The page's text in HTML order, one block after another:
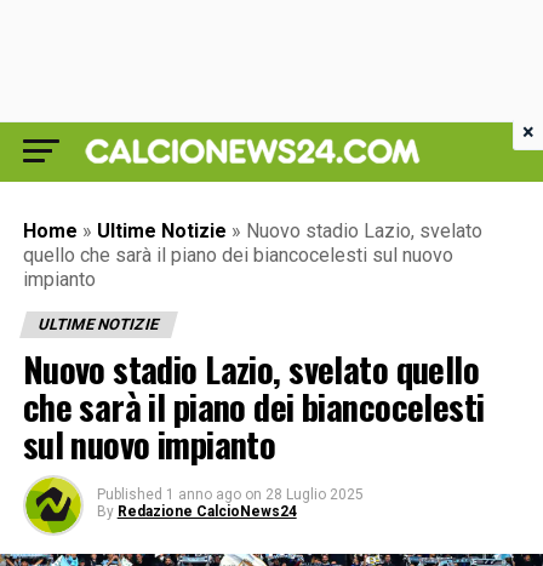
Home » Ultime Notizie » Nuovo stadio Lazio, svelato
quello che sarà il piano dei biancocelesti sul nuovo
impianto
ULTIME NOTIZIE
Nuovo stadio Lazio, svelato quello
che sarà il piano dei biancocelesti
sul nuovo impianto
Published 1 anno ago on 28 Luglio 2025
By Redazione CalcioNews24
×